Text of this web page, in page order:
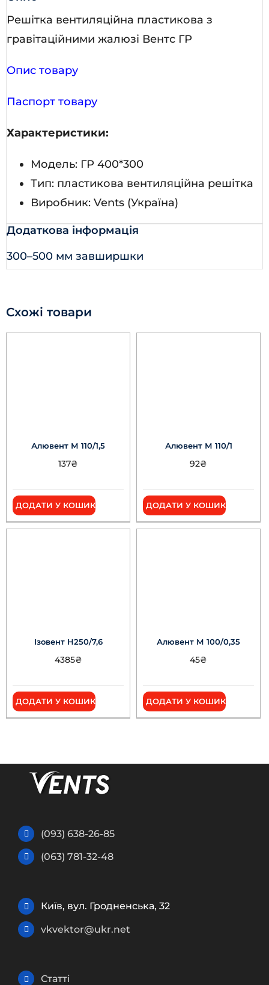
Решітка вентиляційна пластикова з
гравітаційними жалюзі Вентс ГР
Опис товару
Паспорт товару
Характеристики:
Модель: ГР 400*300
Тип: пластикова вентиляційна решітка
Виробник: Vents (Україна)
Додаткова інформація
300–500 мм завширшки
Схожі товари
Алювент М 110/1,5
137₴
ДОДАТИ У КОШИК
Алювент М 110/1
92₴
ДОДАТИ У КОШИК
Ізовент Н250/7,6
4385₴
ДОДАТИ У КОШИК
Алювент М 100/0,35
45₴
ДОДАТИ У КОШИК
(093) 638-26-85
(063) 781-32-48
Київ, вул. Гродненська, 32
vkvektor@ukr.net
Статті